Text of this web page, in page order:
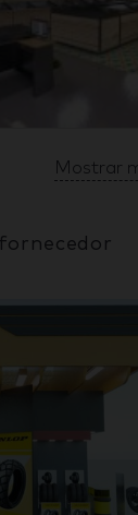
Mostrar